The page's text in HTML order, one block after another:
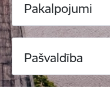
Pakalpojumi
Pašvaldība